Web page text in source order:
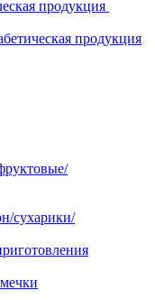
продукция
продукция
сухарики/